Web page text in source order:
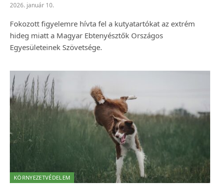
2026. január 10.
Fokozott figyelemre hívta fel a kutyatartókat az extrém
hideg miatt a Magyar Ebtenyésztők Országos
Egyesületeinek Szövetsége.
KÖRNYEZETVÉDELEM